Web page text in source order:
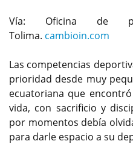
Vía: Oficina de
Tolima. cambioin.com
Las competencias
prioridad desde muy
ecuatoriana que
vida, con sacrificio y
por momentos debía
para darle espacio a su